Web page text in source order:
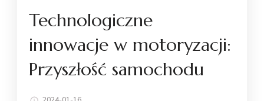
Technologiczne
innowacje w motoryzacji:
Przyszłość samochodu